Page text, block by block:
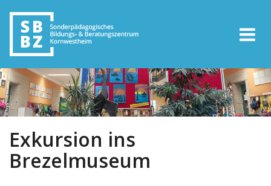
Exkursion ins
Brezelmuseum